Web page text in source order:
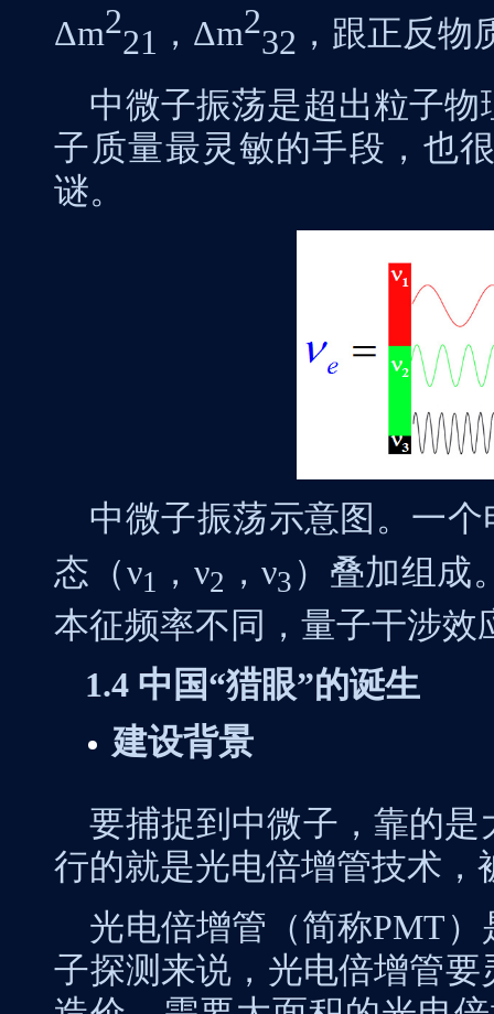
Δm2
21 ， Δm2
32 ，跟正反
中微子振荡是超出粒子
子质量最灵敏的手段，也
谜。
中微子振荡示意图。一
态（ν1 ，ν2 ，ν3 ）叠加组成
本征频率不同，量子干涉
1.4 中国“猎眼”的诞生
建设背景
要捕捉到中微子，靠的
行的就是光电倍增管技术，
光电倍增管（简称PMT
子探测来说，光电倍增管